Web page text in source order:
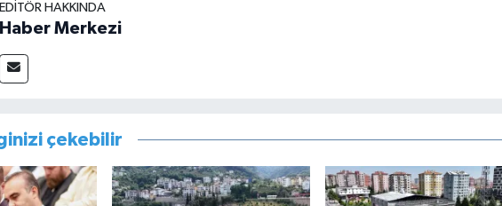
EDITÖR HAKKINDA
Haber Merkezi
çekebilir